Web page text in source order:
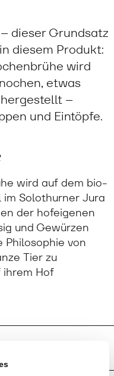
dieser Grundsatz
diesem Produkt:
wird
etwas
–
und Eintöpfe.
wird auf dem bio-
Solothurner Jura
der hofeigenen
und Gewürzen
Philosophie von
Tier zu
ihrem Hof